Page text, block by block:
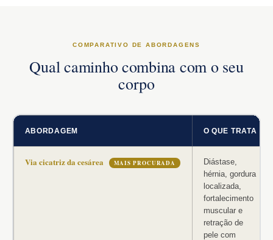
COMPARATIVO DE ABORDAGENS
Qual caminho combina com o seu
corpo
ABORDAGEM O QUE TRATA
Via cicatriz da cesárea MAIS PROCURADA
Diástase,
hérnia, gordura
localizada,
fortalecimento
muscular e
retração de
pele com